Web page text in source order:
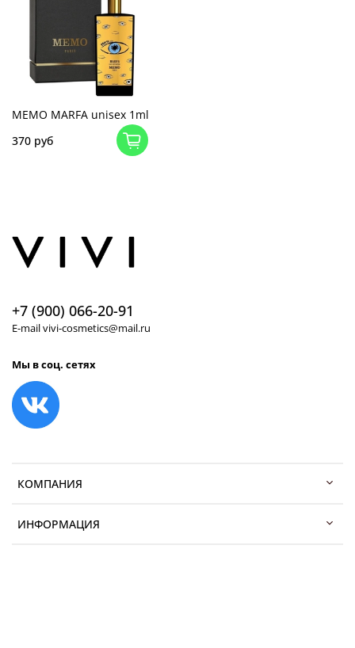
MEMO MARFA unisex 1ml
370 руб
КОМПАНИЯ
ИНФОРМАЦИЯ
+7 (900) 066-20-91
E-mail vivi-cosmetics@mail.ru
Мы в соц. сетях